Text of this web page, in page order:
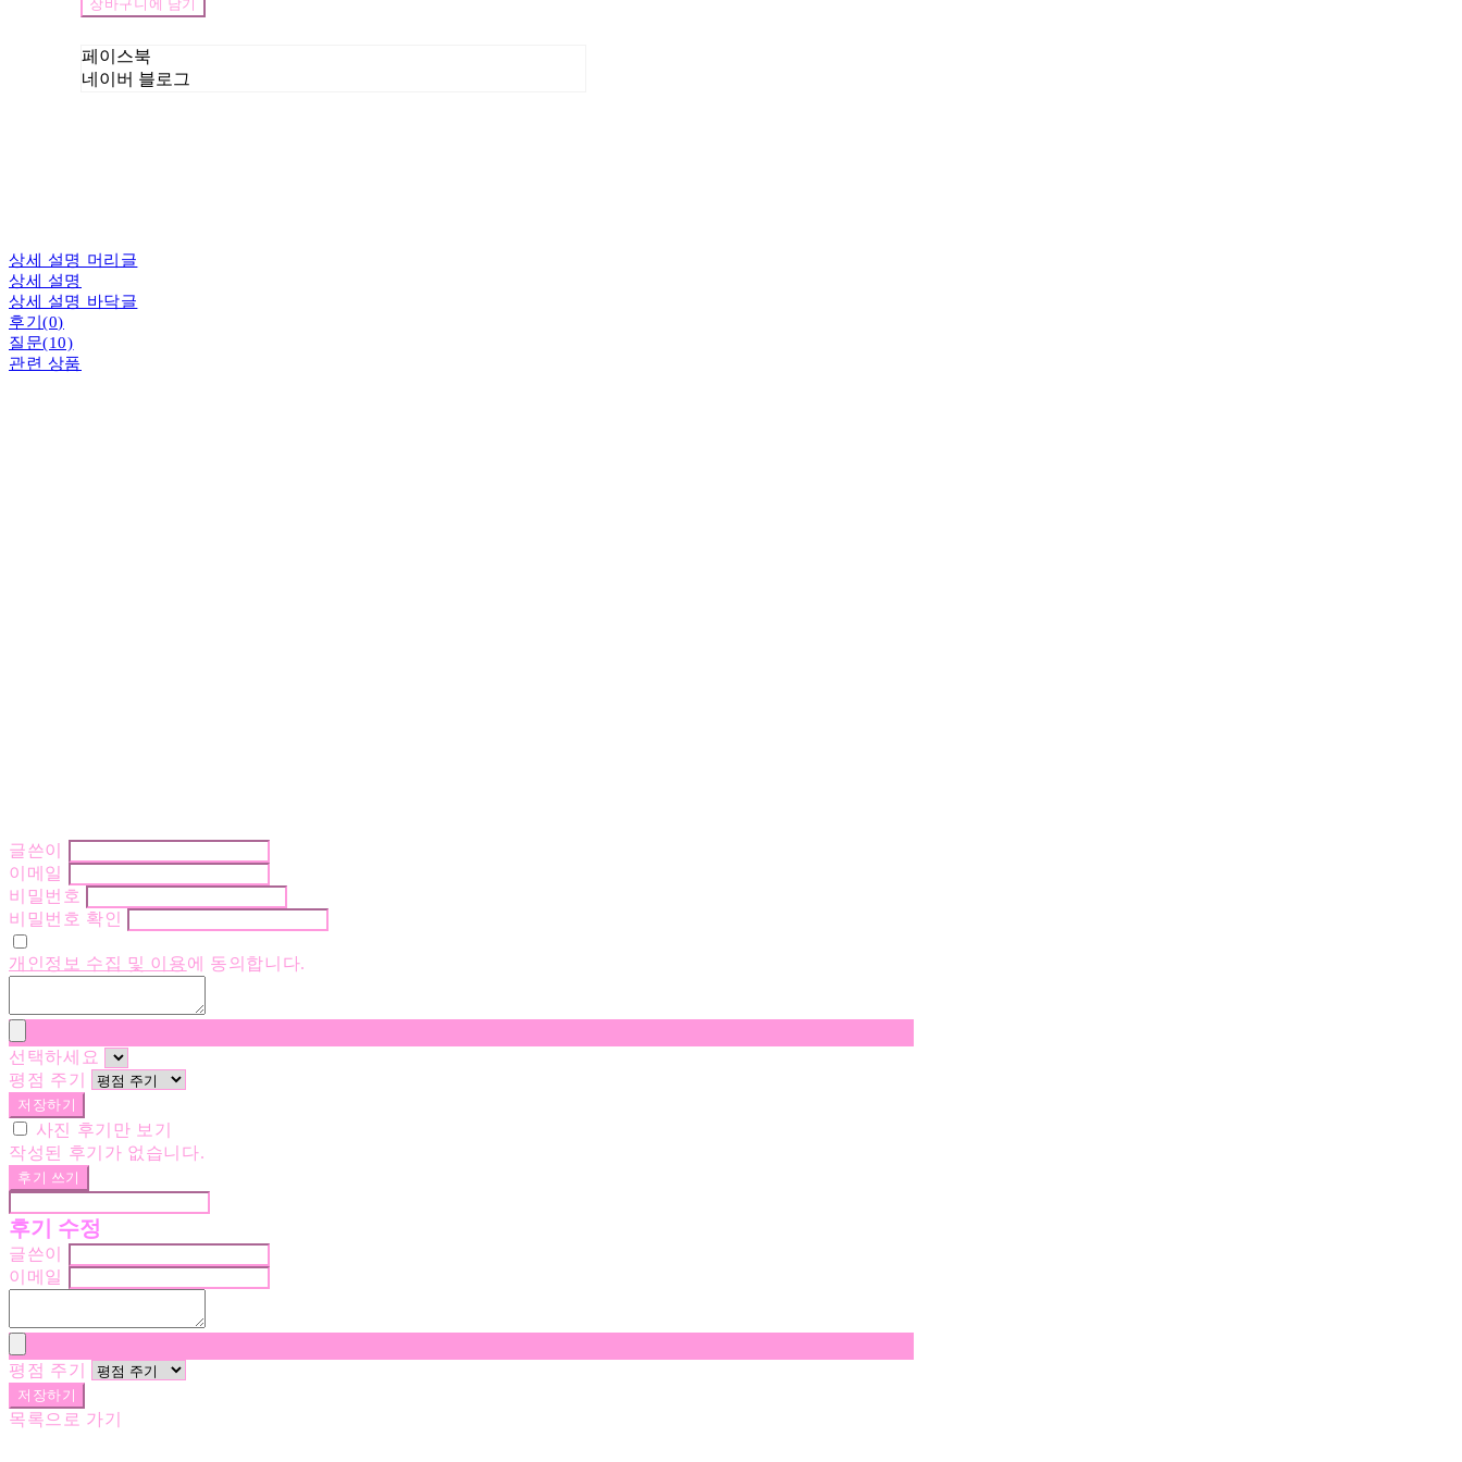
장바구니에 담기
페이스북
네이버 블로그
상세 설명 머리글
상세 설명
상세 설명 바닥글
후기(0)
질문(10)
관련 상품
글쓴이
이메일
비밀번호
비밀번호 확인
개인정보 수집 및 이용에 동의합니다.
선택하세요
평점 주기
저장하기
사진 후기만 보기
작성된 후기가 없습니다.
후기 쓰기
후기 수정
글쓴이
이메일
평점 주기
저장하기
목록으로 가기